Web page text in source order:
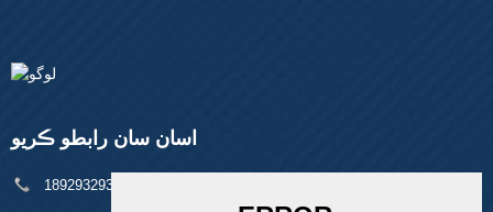
اسان سان رابطو ڪريو